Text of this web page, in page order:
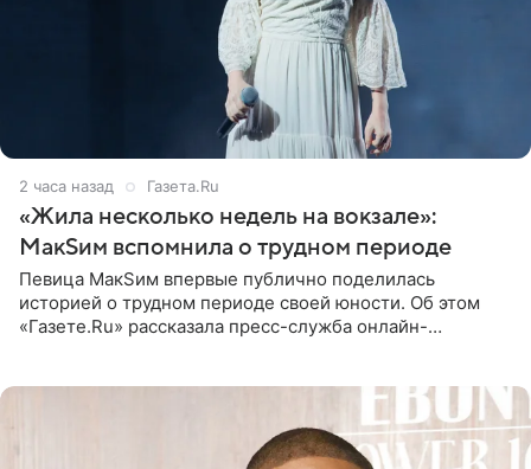
2 часа назад Газета.Ru
«Жила несколько недель на вокзале»:
МакSим вспомнила о трудном периоде
Певица МакSим впервые публично поделилась
историей о трудном периоде своей юности. Об этом
«Газете.Ru» рассказала пресс-служба онлайн-